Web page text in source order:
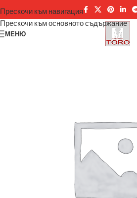
Прескочи към навигация
Прескочи към основното съдържание
МЕНЮ